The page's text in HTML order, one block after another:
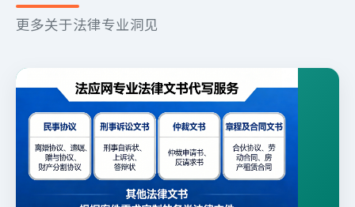
更多关于法律专业洞见